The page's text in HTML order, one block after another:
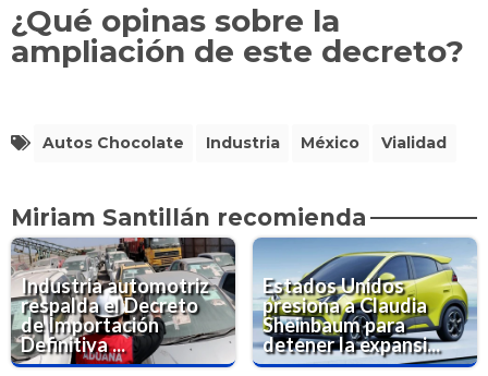
¿Qué opinas sobre la
ampliación de este decreto?
Autos Chocolate Industria México Vialidad
Miriam Santillán recomienda
Industria automotriz
respalda el Decreto
de Importación
Definitiva ...
Estados Unidos
presiona a Claudia
Sheinbaum para
detener la expansi...